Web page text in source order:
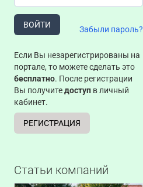
ВОЙТИ Забыли пароль?
Если Вы незарегистрированы на
портале, то можете сделать это
бесплатно. После регистрации
Вы получитедоступ в личный
кабинет.
РЕГИСТРАЦИЯ
Статьи компаний